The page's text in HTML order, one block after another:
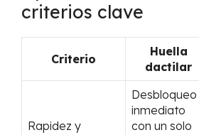
criterios clave
Criterio
Huella
dactilar
Rapidez y
Desbloqueo
inmediato
con un solo